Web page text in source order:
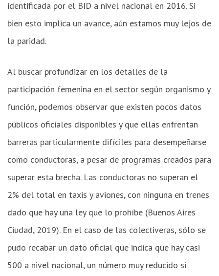
identificada por el BID a nivel nacional en 2016. Si
bien esto implica un avance, aún estamos muy lejos de
la paridad.
Al buscar profundizar en los detalles de la
participación femenina en el sector según organismo y
función, podemos observar que existen pocos datos
públicos oficiales disponibles y que ellas enfrentan
barreras particularmente difíciles para desempeñarse
como conductoras, a pesar de programas creados para
superar esta brecha. Las conductoras no superan el
2% del total en taxis y aviones, con ninguna en trenes
dado que hay una ley que lo prohíbe (Buenos Aires
Ciudad, 2019). En el caso de las colectiveras, sólo se
pudo recabar un dato oficial que indica que hay casi
500 a nivel nacional, un número muy reducido si